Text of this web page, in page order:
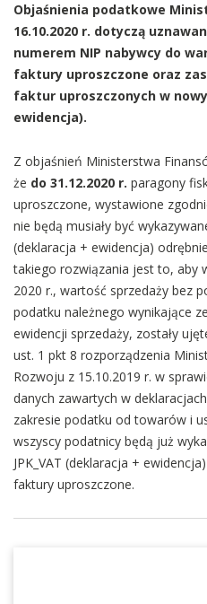
Objaśnienia podatkowe
16.10.2020 r. dotyczą
numerem NIP nabywcy do
faktury uproszczone oraz
faktur uproszczonych w
ewidencja).
Z objaśnień Ministerstwa
że do 31.12.2020 r. paragony
uproszczone, wystawione
nie będą musiały być
(deklaracja + ewidencja)
takiego rozwiązania jest to, aby
2020 r., wartość sprzedaży bez
podatku należnego wynikające
ewidencji sprzedaży, zostały
ust. 1 pkt 8 rozporządzenia
Rozwoju z 15.10.2019 r. w
danych zawartych w
zakresie podatku od towarów i
wszyscy podatnicy będą już
JPK_VAT (deklaracja +
faktury uproszczone.